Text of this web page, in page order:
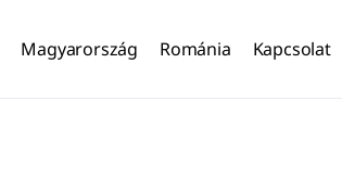
Magyarország Románia Kapcsolat